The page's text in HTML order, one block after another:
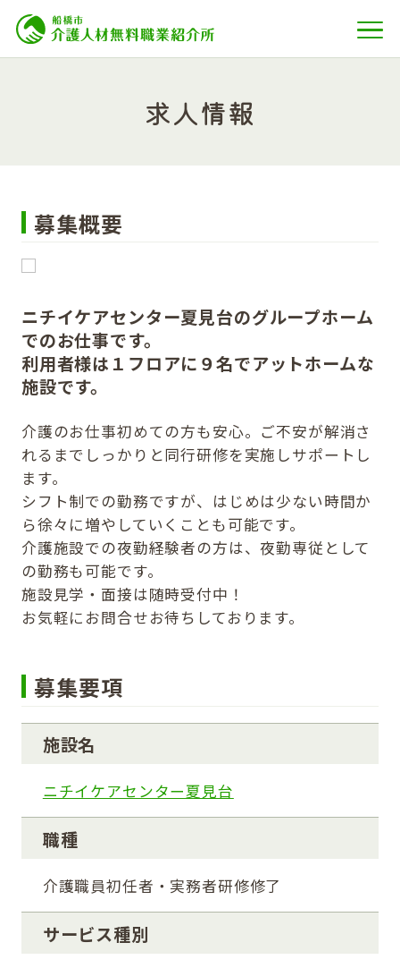
求人情報
募集概要
ニチイケアセンター夏見台のグループホーム
でのお仕事です。
利用者様は１フロアに９名でアットホームな
施設です。
介護のお仕事初めての方も安心。ご不安が解消さ
れるまでしっかりと同行研修を実施しサポートし
ます。
シフト制での勤務ですが、はじめは少ない時間か
ら徐々に増やしていくことも可能です。
介護施設での夜勤経験者の方は、夜勤専従として
の勤務も可能です。
施設見学・面接は随時受付中！
お気軽にお問合せお待ちしております。
募集要項
施設名
ニチイケアセンター夏見台
職種
介護職員初任者・実務者研修修了
サービス種別